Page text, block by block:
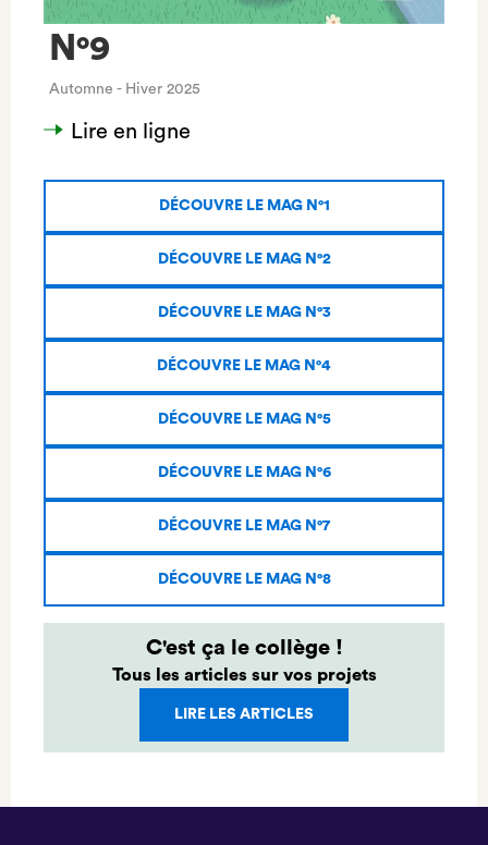
N°9
Automne - Hiver 2025
Lire en ligne
DÉCOUVRE LE MAG N°1
DÉCOUVRE LE MAG N°2
DÉCOUVRE LE MAG N°3
DÉCOUVRE LE MAG N°4
DÉCOUVRE LE MAG N°5
DÉCOUVRE LE MAG N°6
DÉCOUVRE LE MAG N°7
DÉCOUVRE LE MAG N°8
C'est ça le collège !
Tous les articles sur vos projets
LIRE LES ARTICLES